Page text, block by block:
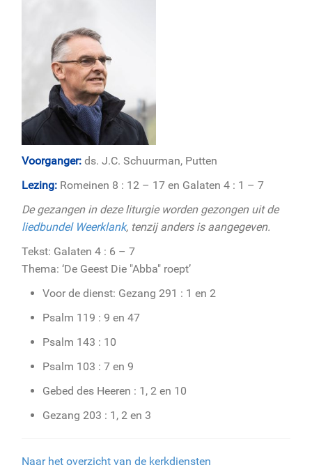
Voorganger: ds. J.C. Schuurman, Putten
Lezing: Romeinen 8 : 12 – 17 en Galaten 4 : 1 – 7
De gezangen in deze liturgie worden gezongen uit de
liedbundel Weerklank, tenzij anders is aangegeven.
Tekst: Galaten 4 : 6 – 7
Thema: ‘De Geest Die "Abba" roept’
Voor de dienst: Gezang 291 : 1 en 2
Psalm 119 : 9 en 47
Psalm 143 : 10
Psalm 103 : 7 en 9
Gebed des Heeren : 1, 2 en 10
Gezang 203 : 1, 2 en 3
Naar het overzicht van de kerkdiensten